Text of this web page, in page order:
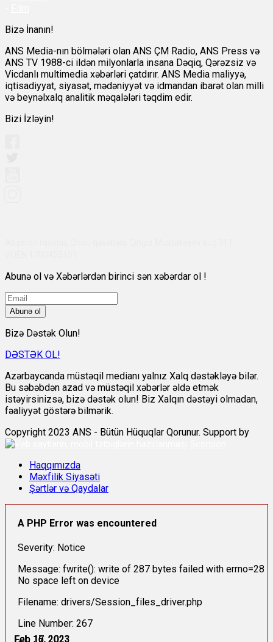
Feb 15, 2023
Feb 16, 2023
Feb 16, 2023
Feb 16, 2023
Feb 17, 2023
Feb 17, 2023
Bizə İnanın!
ANS Media-nın bölmələri olan ANS ÇM Radio, ANS Press və
ANS TV 1988-ci ildən milyonlarla insana Dəqiq, Qərəzsiz və
Vicdanlı multimedia xəbərləri çatdırır. ANS Media maliyyə,
iqtisadiyyat, siyasət, mədəniyyət və idmandan ibarət olan milli
və beynəlxalq analitik məqalələri təqdim edir.
Bizi İzləyin!
Abunə ol və Xəbərlərdən birinci sən xəbərdar ol !
Abunə ol
Bizə Dəstək Olun!
DƏSTƏK OL!
Azərbaycanda müstəqil medianı yalnız Xalq dəstəkləyə bilər.
Bu səbəbdən azad və müstəqil xəbərlər əldə etmək
istəyirsinizsə, bizə dəstək olun! Biz Xalqın dəstəyi olmadan,
fəaliyyət göstərə bilmərik.
Copyright 2023 ANS - Bütün Hüquqlar Qorunur. Support by
Haqqımızda
Məxfilik Siyasəti
Şərtlər və Qaydalar
A PHP Error was encountered
Severity: Notice
Message: fwrite(): write of 287 bytes failed with errno=28
No space left on device
Filename: drivers/Session_files_driver.php
Line Number: 267